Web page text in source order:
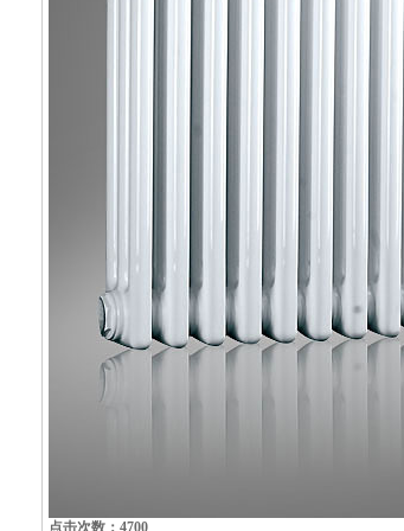
点击次数：4700